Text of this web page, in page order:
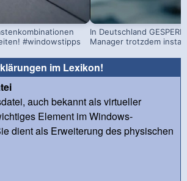
#windowstipps
In Deutschland
Manager trotzdem
im Lexikon!
auch bekannt als virtueller
Element im Windows-
dient als Erweiterung des physischen